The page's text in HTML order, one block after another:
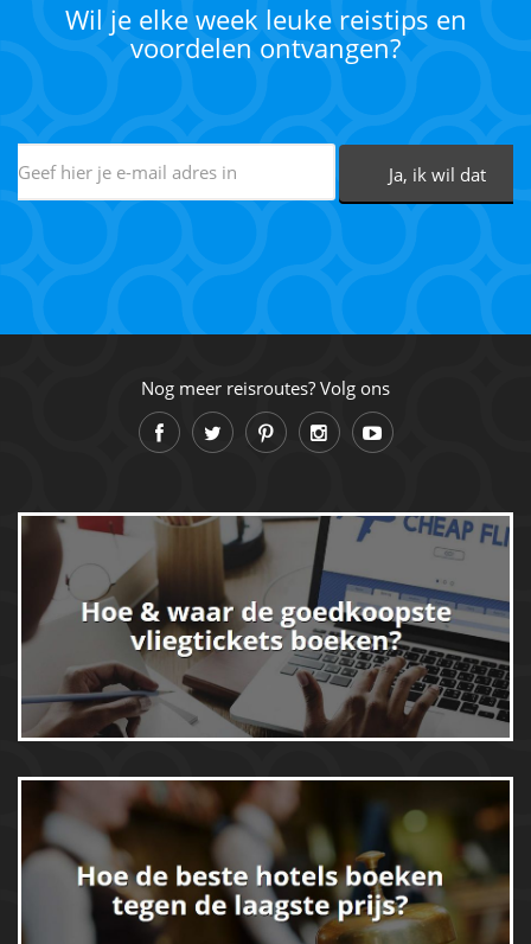
Wil je elke week leuke reistips en
voordelen ontvangen?
Nog meer reisroutes? Volg ons